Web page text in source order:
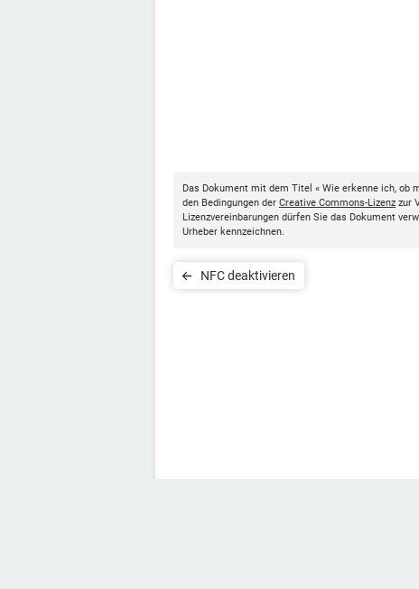
Das Dokument mit dem Titel « Wie erkenne ich, ob
den Bedingungen der Creative Commons-Lizenz zur
Lizenzvereinbarungen dürfen Sie das Dokument
Urheber kennzeichnen.
NFC deaktivieren